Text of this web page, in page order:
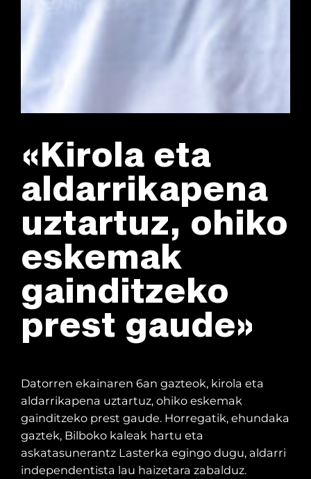
«Kirola eta
aldarrikapena
uztartuz, ohiko
eskemak
gainditzeko
prest gaude»
Datorren ekainaren 6an gazteok, kirola eta
aldarrikapena uztartuz, ohiko eskemak
gainditzeko prest gaude. Horregatik, ehundaka
gaztek, Bilboko kaleak hartu eta
askatasunerantz Lasterka egingo dugu, aldarri
independentista lau haizetara zabalduz.